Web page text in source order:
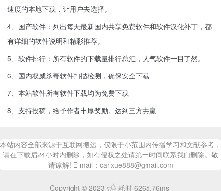
速度的本地下载，让用户去选择。
4、国产软件：列出每天最新国内共享免费软件和软件汉化补丁，都
有详细的软件说明和精彩推荐。
5、软件排行：所有软件的下载量排行总汇，人气软件一目了然。
6、国内权威杀毒软件扫描检测，确保安全下载
7、本站软件所有软件下载均为免费下载
8、支持投稿，给予作者丰厚奖励。达到三方共赢
本站内容全部来源于互联网搬运，仅限于小范围内传播学习和文献参考，
请在下载后24小时内删除，如有侵权之处请第一时间联系我们删除。敬
请谅解! E-mail：canxue888@gmail.com
Copyright © 2023 耗时 6265.76ms